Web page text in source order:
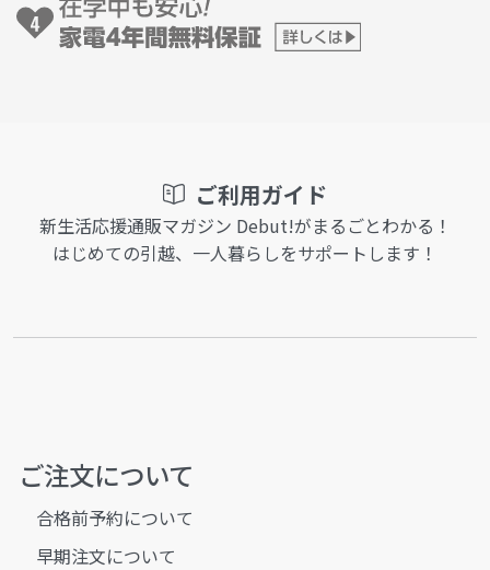
ご利用ガイド
新生活応援通販マガジン Debut!がまるごとわかる！
はじめての引越、一人暮らしをサポートします！
ご注文について
合格前予約について
早期注文について